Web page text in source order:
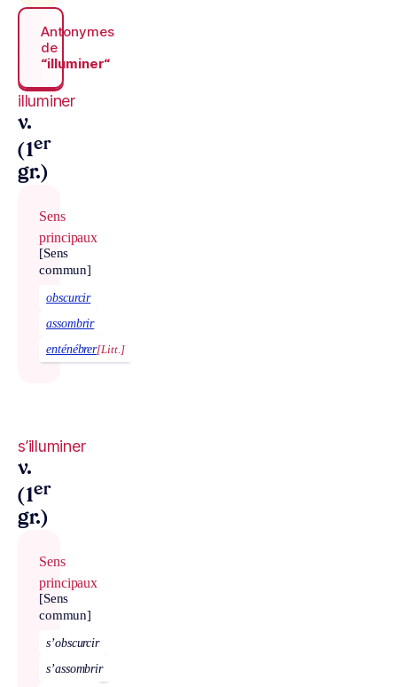
Antonymes
de
“illuminer“
illuminer
v.
(1er
gr.)
Sens
principaux
[Sens
commun]
obscurcir
assombrir
enténébrer[Litt.]
s’illuminer
v.
(1er
gr.)
Sens
principaux
[Sens
commun]
s’obscurcir
s’assombrir